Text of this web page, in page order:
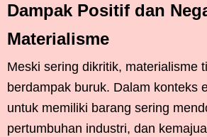
Dampak Positif dan
Materialisme
Meski sering dikritik, materialisme
berdampak buruk. Dalam konteks
untuk memiliki barang sering
pertumbuhan industri, dan